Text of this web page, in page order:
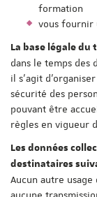
formation
vous fournir
La base légale
dans le temps des
il s'agit
sécurité des
pouvant être
règles en vigueur
Les données
destinataires
Aucun autre